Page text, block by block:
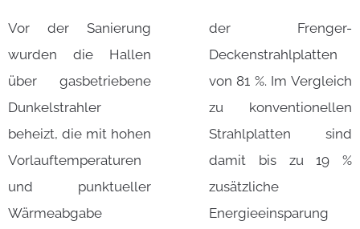
Vor der Sanierung
wurden die Hallen
über gasbetriebene
Dunkelstrahler
beheizt, die mit hohen
Vorlauftemperaturen
und punktueller
Wärmeabgabe
der Frenger-
Deckenstrahlplatten
von 81 %. Im Vergleich
zu konventionellen
Strahlplatten sind
damit bis zu 19 %
zusätzliche
Energieeinsparung